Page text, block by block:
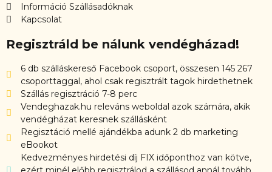
Információ Szállásadóknak
Kapcsolat
Regisztráld be nálunk vendégházad!
6 db szálláskereső Facebook csoport, összesen 145 267
csoporttaggal, ahol csak regisztrált tagok hirdethetnek
Szállás regisztráció 7-8 perc
Vendeghazak.hu releváns weboldal azok számára, akik
vendégházat keresnek szállásként
Regisztáció mellé ajándékba adunk 2 db marketing
eBookot
Kedvezményes hirdetési díj FIX időponthoz van kötve,